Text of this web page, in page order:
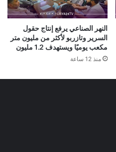
النهر الصناعي يرفع إنتاج حقول
السرير وتازربو لأكثر من مليون متر
مكعب يوميًا ويستهدف 1.2 مليون
منذ 12 ساعة